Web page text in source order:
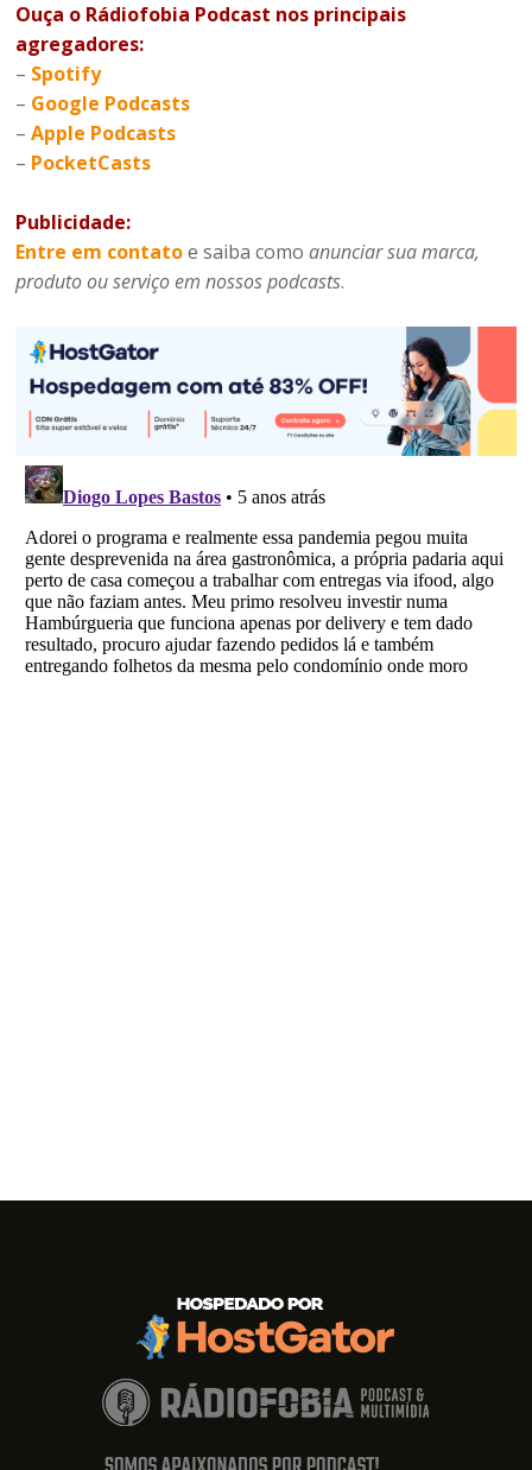
Ouça o Rádiofobia Podcast nos principais
agregadores:
– Spotify
– Google Podcasts
–Apple Podcasts
– PocketCasts
Publicidade:
Entre em contatoe saiba comoanunciar sua marca,
produto ou serviço em nossos podcasts.